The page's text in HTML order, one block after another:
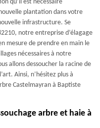
qu’il est nécessaire
plantation dans votre
infrastructure. Se
notre entreprise d’élagage
mesure de prendre en main le
nécessaires à notre
allons dessoucher la racine de
Ainsi, n’hésitez plus à
Castelmayran à Baptiste
arbre et haie à